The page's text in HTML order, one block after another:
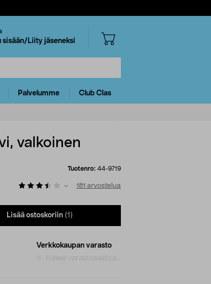
sisään/Liity jäseneksi
Palvelumme Club Clas
valkoinen
Tuotenro: 44-9719
181 arvostelua
Lisää ostoskoriin (1)
Verkkokaupan varasto
Hakee varastosaldoa...